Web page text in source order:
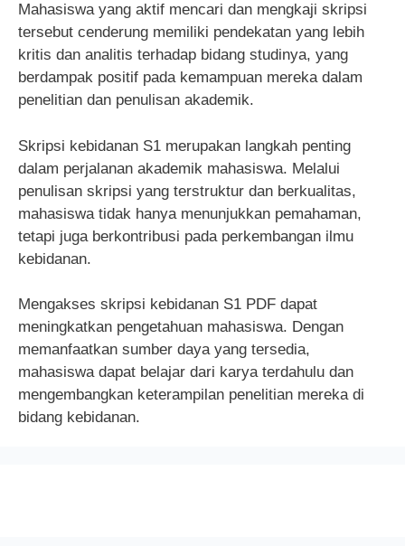
Mahasiswa yang aktif mencari dan mengkaji skripsi
tersebut cenderung memiliki pendekatan yang lebih
kritis dan analitis terhadap bidang studinya, yang
berdampak positif pada kemampuan mereka dalam
penelitian dan penulisan akademik.
Skripsi kebidanan S1 merupakan langkah penting
dalam perjalanan akademik mahasiswa. Melalui
penulisan skripsi yang terstruktur dan berkualitas,
mahasiswa tidak hanya menunjukkan pemahaman,
tetapi juga berkontribusi pada perkembangan ilmu
kebidanan.
Mengakses skripsi kebidanan S1 PDF dapat
meningkatkan pengetahuan mahasiswa. Dengan
memanfaatkan sumber daya yang tersedia,
mahasiswa dapat belajar dari karya terdahulu dan
mengembangkan keterampilan penelitian mereka di
bidang kebidanan.